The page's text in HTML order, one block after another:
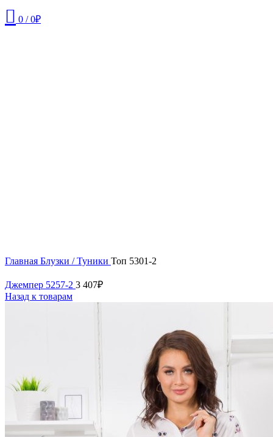
0 / 0₽
Главная Блузки / Туники Топ 5301-2
Джемпер 5257-2 3 407₽
Назад к товарам